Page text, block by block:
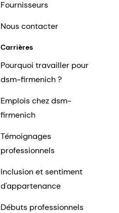
Fournisseurs
Nous contacter
Carrières
Pourquoi travailler pour
dsm-firmenich ?
Emplois chez dsm-
firmenich
Témoignages
professionnels
Inclusion et sentiment
d'appartenance
Débuts professionnels